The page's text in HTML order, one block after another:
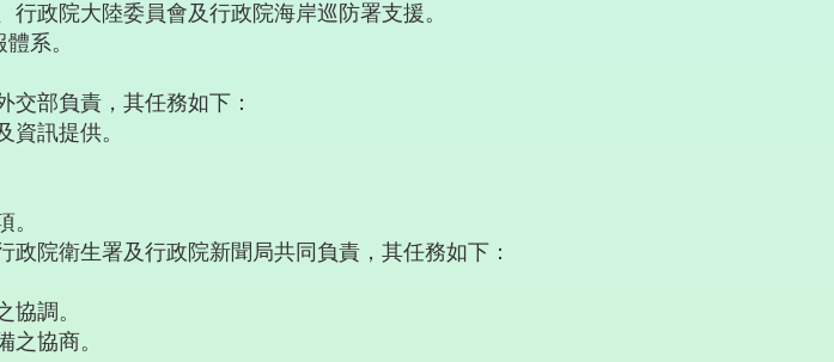
政院大陸委員會及行政院海岸巡防署支援。
系。
部負責，其任務如下：
訊提供。
衛生署及行政院新聞局共同負責，其任務如下：
調。
協商。